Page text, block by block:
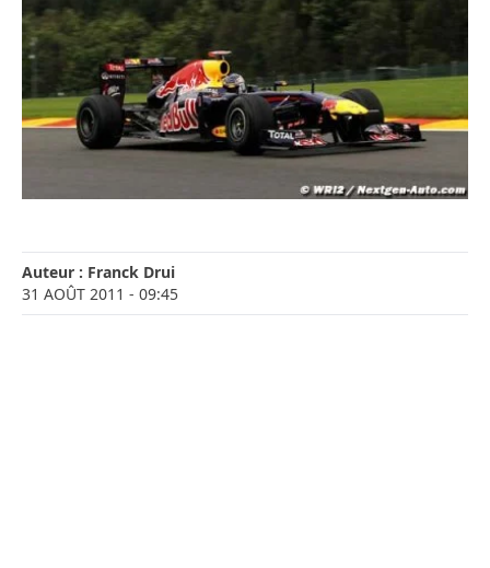
Auteur : Franck Drui
31 AOÛT 2011 - 09:45